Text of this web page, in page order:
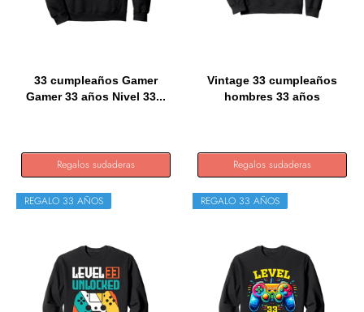
33 cumpleaños Gamer
Gamer 33 años Nivel 33...
Regalos sudaderas
Vintage 33 cumpleaños
hombres 33 años
Regalos sudaderas
REGALO 33 AÑOS REGALO 33 AÑOS